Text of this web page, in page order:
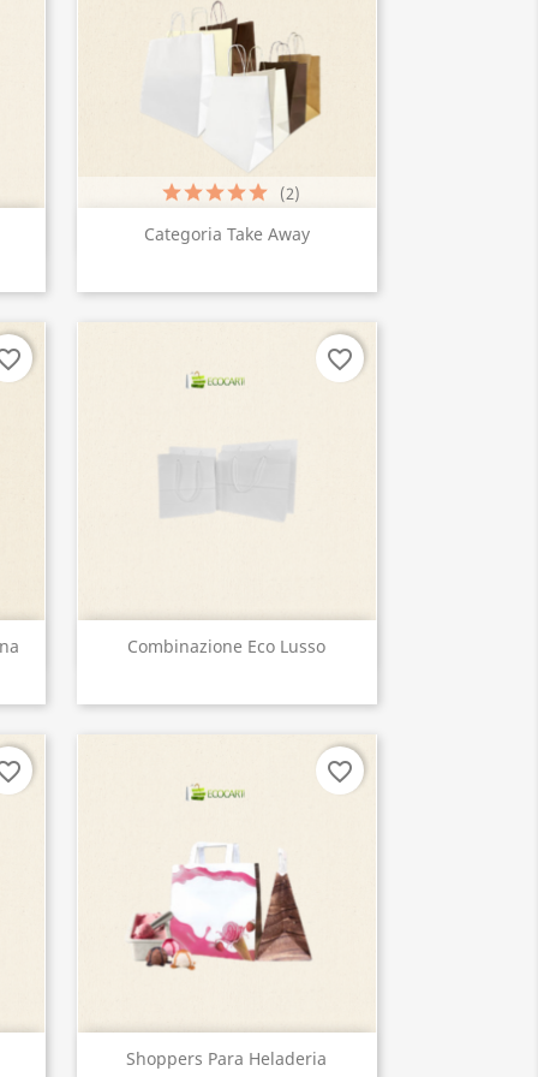
Categoria Take Away
(2)
Vista rápida
Combinazione Eco Lusso
Vista rápida
favorite_border
Shoppers Para Heladeria
Vista rápida
favorite_border